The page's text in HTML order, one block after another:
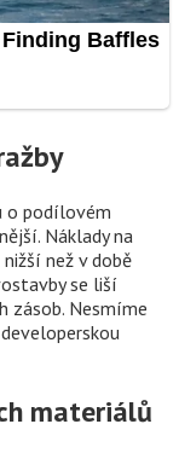
o podílovém
Náklady na
než v době
se liší
zásob. Nesmíme
materiálů